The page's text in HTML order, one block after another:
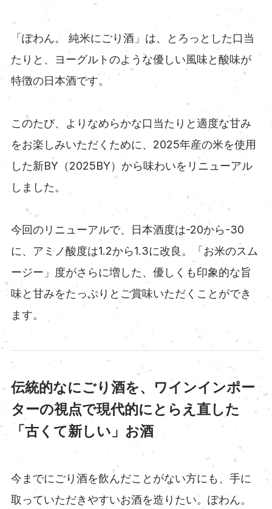
「ぽわん。 純米にごり酒」は、とろっとした口当
たりと、ヨーグルトのような優しい風味と酸味が
特徴の日本酒です。
このたび、よりなめらかな口当たりと適度な甘み
をお楽しみいただくために、2025年産の米を使用
した新BY（2025BY）から味わいをリニューアル
しました。
今回のリニューアルで、日本酒度は-20から-30
に、アミノ酸度は1.2から1.3に改良。「お米のスム
ージー」度がさらに増した、優しくも印象的な旨
味と甘みをたっぷりとご賞味いただくことができ
ます。
伝統的なにごり酒を、ワインインポー
ターの視点で現代的にとらえ直した
「古くて新しい」お酒
今までにごり酒を飲んだことがない方にも、手に
取っていただきやすいお酒を造りたい。ぽわん。